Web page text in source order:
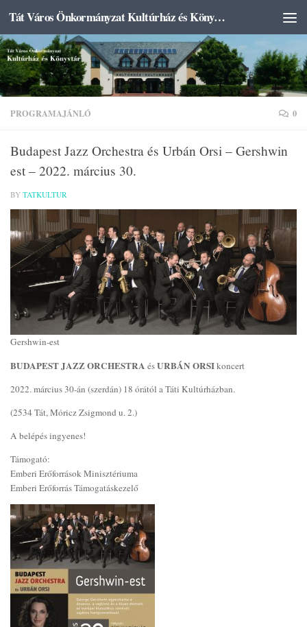
Skip to content Tát Város Önkormányzat Kultúrház és Könyvtár
PROGRAMAJÁNLÓ 0
Budapest Jazz Orchestra és Urbán Orsi – Gershwin
est – 2022. március 30.
BY TATKULTUR
Gershwin-est
BUDAPEST JAZZ ORCHESTRA ésURBÁN ORSIkoncert
2022. március 30-án (szerdán) 18 órától a Táti Kultúrházban.
(2534 Tát, Móricz Zsigmond u. 2.)
A belépés ingyenes!
Támogató:
Emberi Erőforrások Minisztériuma
Emberi Erőforrás Támogatáskezelő